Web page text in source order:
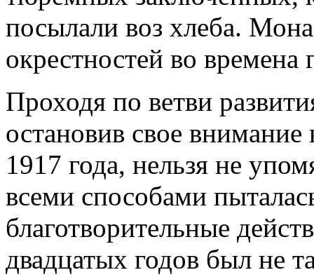
посылали воз хлеба.
окрестностей во
Проходя по ветви
остановив свое
1917 года, нельзя не
всеми способами
благотворительные
двадцатых годов был не